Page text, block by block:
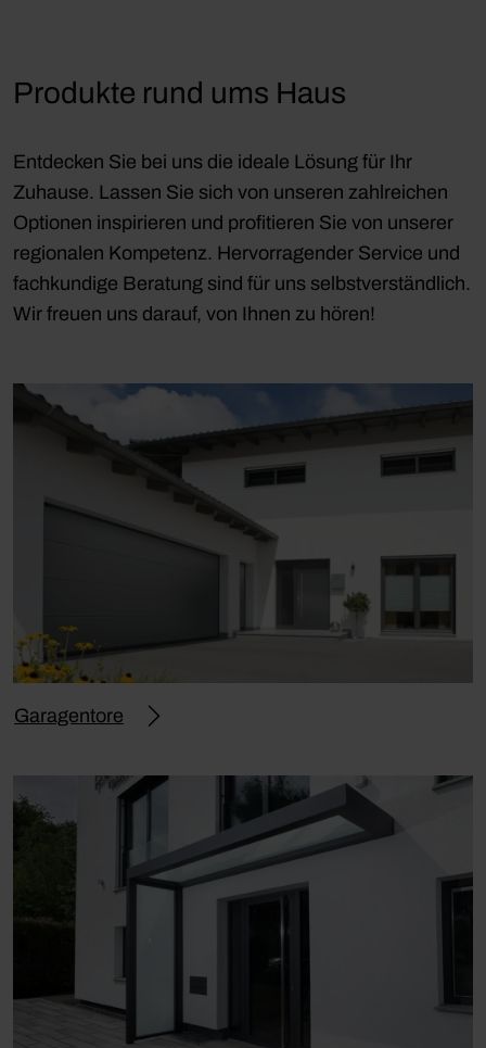
Produkte rund ums Haus
Entdecken Sie bei uns die ideale Lösung für Ihr
Zuhause. Lassen Sie sich von unseren zahlreichen
Optionen inspirieren und profitieren Sie von unserer
regionalen Kompetenz. Hervorragender Service und
fachkundige Beratung sind für uns selbstverständlich.
Wir freuen uns darauf, von Ihnen zu hören!
Garagentore